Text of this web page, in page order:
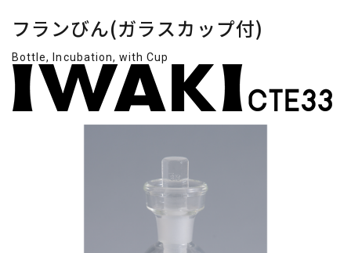
フランびん(ガラスカップ付)
Bottle, Incubation, with Cup